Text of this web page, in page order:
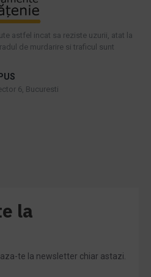
astfel incat sa reziste uzurii, atat la
de murdarire si traficul sunt
6, Bucuresti
la
te la newsletter chiar astazi.